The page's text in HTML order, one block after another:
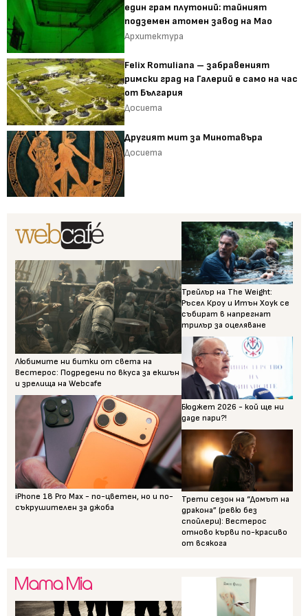
един грам плутоний: тайният
подземен атомен завод на Мао
Архитектура
Felix Romuliana – забравеният
римски град на Галерий е само на час
от България
Досиета
Другият мит за Минотавъра
Досиета
Любимите ни битки от света на
Вестерос: Подредени по вкуса за екшън
и зрелища на Webcafe
iPhone 18 Pro Max - по-цветен, но и по-
съкрушителен за джоба
Трейлър на The Weight:
Ръсел Кроу и Итън Хоук се
събират в напрегнат
трилър за оцеляване
Бюджет 2026 - кой ще ни
даде пари?!
Трети сезон на “Домът на
дракона” (ревю без
спойлери): Вестерос
отново кърви по-красиво
от всякога